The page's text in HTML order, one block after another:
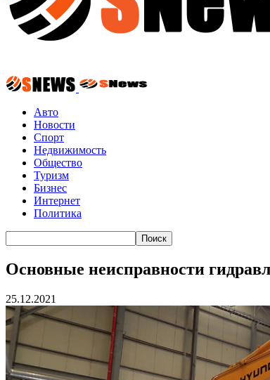
Авто
Новости
Спорт
Недвижимость
Общество
Туризм
Бизнес
Интернет
Политика
Основные неисправности
25.12.2021